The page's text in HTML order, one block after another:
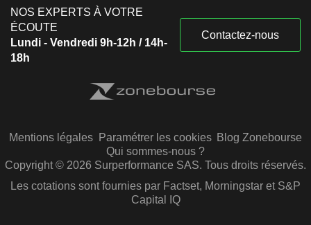
NOS EXPERTS À VOTRE
ÉCOUTE
Lundi - Vendredi 9h-12h / 14h-
18h
Contactez-nous
Mentions légales Paramétrer les cookies Blog Zonebourse
Qui sommes-nous ?
Copyright © 2026 Surperformance SAS. Tous droits réservés.
Les cotations sont fournies par Factset, Morningstar et S&P
Capital IQ